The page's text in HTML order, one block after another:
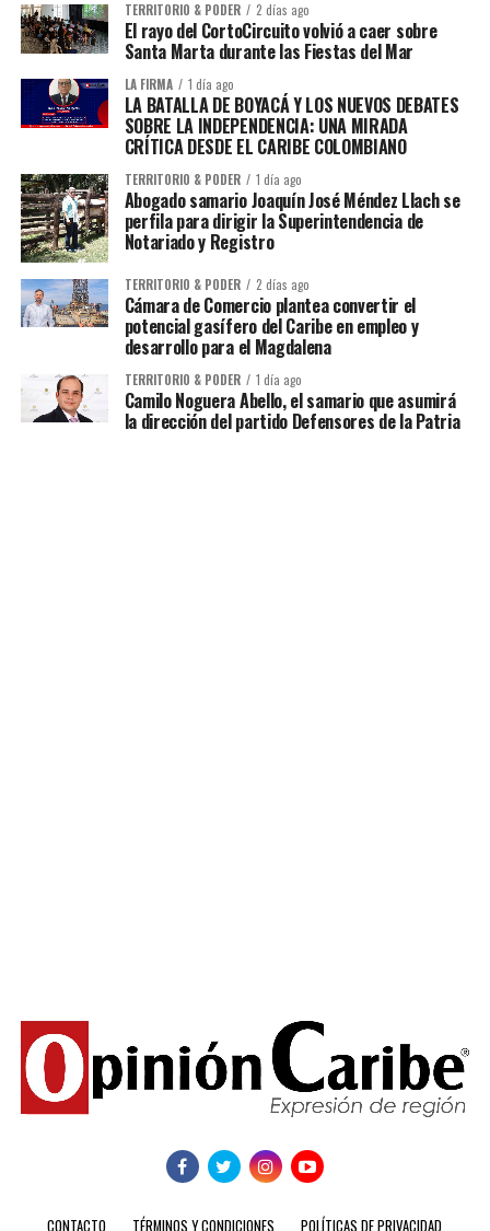
TERRITORIO & PODER 2 días ago
El rayo del CortoCircuito volvió a caer sobre
Santa Marta durante las Fiestas del Mar
LA FIRMA 1 día ago
LA BATALLA DE BOYACÁ Y LOS NUEVOS DEBATES
SOBRE LA INDEPENDENCIA: UNA MIRADA
CRÍTICA DESDE EL CARIBE COLOMBIANO
TERRITORIO & PODER 1 día ago
Abogado samario Joaquín José Méndez Llach se
perfila para dirigir la Superintendencia de
Notariado y Registro
TERRITORIO & PODER 2 días ago
Cámara de Comercio plantea convertir el
potencial gasífero del Caribe en empleo y
desarrollo para el Magdalena
TERRITORIO & PODER 1 día ago
Camilo Noguera Abello, el samario que asumirá
la dirección del partido Defensores de la Patria
CONTACTO TÉRMINOS Y CONDICIONES POLÍTICAS DE PRIVACIDAD